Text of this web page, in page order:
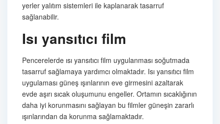
yerler yalıtım sistemleri ile kaplanarak tasarruf
sağlanabilir.
Isı yansıtıcı film
Pencerelerde ısı yansıtıcı film uygulanması soğutmada
tasarruf sağlamaya yardımcı olmaktadır. Isı yansıtıcı film
uygulaması güneş ışınlarının eve girmesini azaltarak
evde aşırı sıcak oluşumunu engeller. Ortamın sıcaklığının
daha iyi korunmasını sağlayan bu filmler güneşin zararlı
ışınlarından da korunma sağlamaktadır.